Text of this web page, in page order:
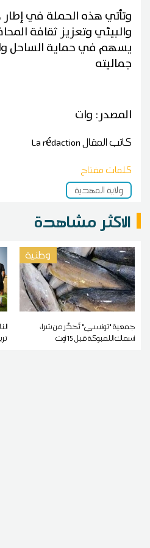
وتأتي هذه الحملة في
والبيئي وتعزيز ثقافة
يسهم في حماية الساحل
جماليته
المصدر: وات
كاتب المقالLa rédaction
كلمات مفتاح
ولاية المهدية
الاكثر مشاهدة
وطنية
جمعية "تونسي" تُحذّر من شراء
أسماك اللمبوكة قبل 15 أوت